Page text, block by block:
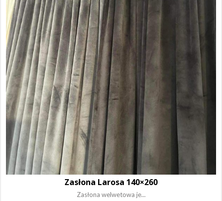
Zasłona Larosa 140×260
Zasłona welwetowa je...